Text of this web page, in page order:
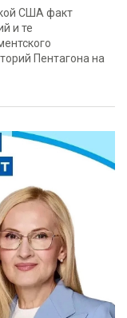
США факт
и те
Пентагона на